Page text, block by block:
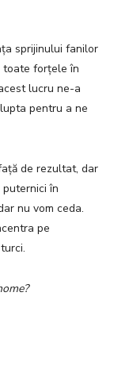
sprijinului fanilor
toate forțele în
lucru ne-a
pentru a ne
de rezultat, dar
în
nu vom ceda.
pe